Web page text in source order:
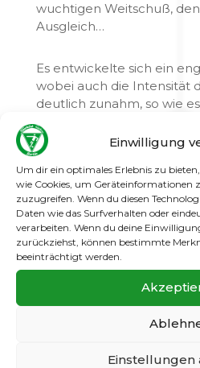
Einwilligung
Um dir ein optimales Erlebnis zu
wie Cookies, um Geräteinformationen
zuzugreifen. Wenn du diesen
Daten wie das Surfverhalten oder
verarbeiten. Wenn du deine
zurückziehst, können bestimmte
beeinträchtigt werden.
Einstellungen
wuchtigen Weitschuß,
Ausgleich…
Es entwickelte sich ein
wobei auch die Intensität
deutlich zunahm, so wie
gehört.
Nach dem erneuten
Mannschaft wieder ihre
Qualitäten und erzwang
den erneuten und
Ausgleich per Eigentor
Mit einem 2:2 ging es in
zweiten Durchgang lief
deutlich früher an und es
folgten viele intensive
Schwarz/Weiß konnte
unseren starken Keeper